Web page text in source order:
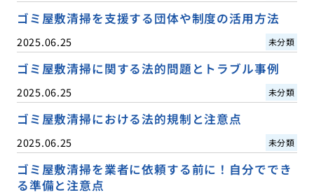
ゴミ屋敷清掃を支援する団体や制度の活用方法
2025.06.25 未分類
ゴミ屋敷清掃に関する法的問題とトラブル事例
2025.06.25 未分類
ゴミ屋敷清掃における法的規制と注意点
2025.06.25 未分類
ゴミ屋敷清掃を業者に依頼する前に！自分ででき
る準備と注意点